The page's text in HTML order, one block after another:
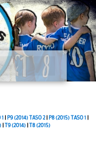
|P9 (2014) TASO 2|P8 (2015) TASO 1|
|T9 (2014)|T8 (2015)